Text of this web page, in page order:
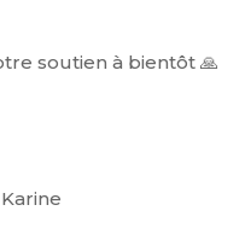
soutien à bientôt 🙏